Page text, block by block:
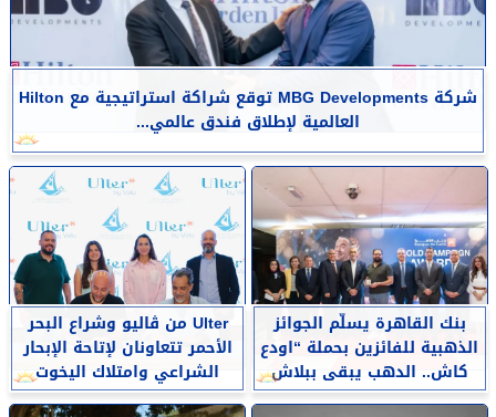
شركة MBG Developments توقع شراكة استراتيجية مع Hilton
العالمية لإطلاق فندق عالمي...
بنك القاهرة يسلّم الجوائز
الذهبية للفائزين بحملة “اودع
كاش.. الدهب يبقى ببلاش
Ulter من ڤاليو وشراع البحر
الأحمر تتعاونان لإتاحة الإبحار
الشراعي وامتلاك اليخوت